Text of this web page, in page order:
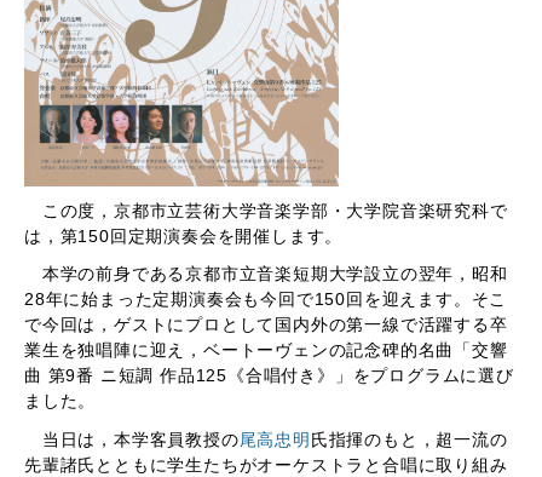
この度，京都市立芸術大学音楽学部・大学院音楽研究科で
は，第150回定期演奏会を開催します。
本学の前身である京都市立音楽短期大学設立の翌年，昭和
28年に始まった定期演奏会も今回で150回を迎えます。そこ
で今回は，ゲストにプロとして国内外の第一線で活躍する卒
業生を独唱陣に迎え，ベートーヴェンの記念碑的名曲「交響
曲 第9番 ニ短調 作品125《合唱付き》」をプログラムに選び
ました。
当日は，本学客員教授の尾高忠明 氏指揮のもと，超一流の
先輩諸氏とともに学生たちがオーケストラと合唱に取り組み